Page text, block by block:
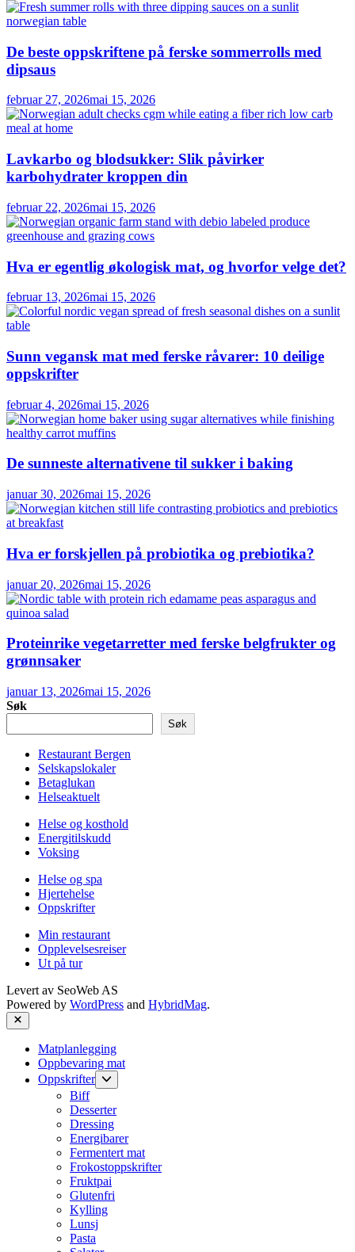
De beste oppskriftene på ferske sommerrolls med
dipsaus
februar 27, 2026mai 15, 2026
Lavkarbo og blodsukker: Slik påvirker
karbohydrater kroppen din
februar 22, 2026mai 15, 2026
Hva er egentlig økologisk mat, og hvorfor velge det?
februar 13, 2026mai 15, 2026
Sunn vegansk mat med ferske råvarer: 10 deilige
oppskrifter
februar 4, 2026mai 15, 2026
De sunneste alternativene til sukker i baking
januar 30, 2026mai 15, 2026
Hva er forskjellen på probiotika og prebiotika?
januar 20, 2026mai 15, 2026
Proteinrike vegetarretter med ferske belgfrukter og
grønnsaker
januar 13, 2026mai 15, 2026
Søk
Søk
Restaurant Bergen
Selskapslokaler
Betaglukan
Helseaktuelt
Helse og kosthold
Energitilskudd
Voksing
Helse og spa
Hjertehelse
Oppskrifter
Min restaurant
Opplevelsesreiser
Ut på tur
Levert av SeoWeb AS
Powered by WordPress and HybridMag.
Close
Matplanlegging
Oppbevaring mat
Oppskrifter
Show
sub
Biff
Desserter
Dressing
Energibarer
Fermentert mat
Frokostoppskrifter
Fruktpai
Glutenfri
Kylling
Lunsj
Pasta